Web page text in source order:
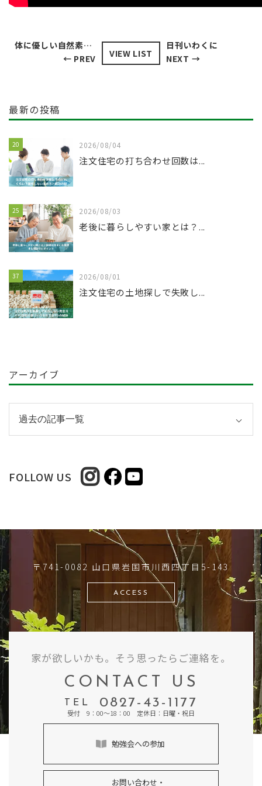
体に優しい自然素材の家なのに、超高性能なマイホーム体感見学会を開催致します。
← PREV
VIEW LIST
日刊いわくに
NEXT →
最新の投稿
20 2026/08/04
注文住宅の打ち合わせ回数は...
25 2026/08/03
老後に暮らしやすい家とは？...
37 2026/08/01
注文住宅の土地探しで失敗し...
アーカイブ
FOLLOW US
〒741-0082 山口県岩国市川西四丁目5-143
ACCESS
家が欲しいかも。そう思ったらご連絡を。
CONTACT US
TEL 0827-43-1177
受付 9：00～18：00 定休日：日曜・祝日
勉強会への参加
お問い合わせ・